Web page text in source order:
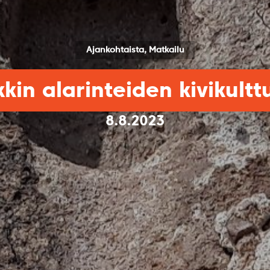
Ajankohtaista, Matkailu
alarinteiden
8.8.2023